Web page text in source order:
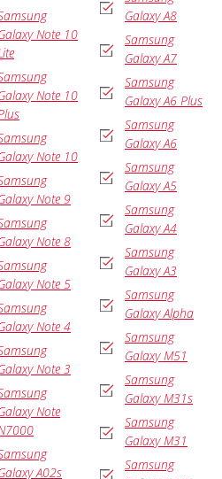
Note 10
Note 10
Note 10
Note 9
Note 8
Note 5
Note 4
Note 3
Note
A02s
Galaxy A8
Samsung
Galaxy A7
Samsung
Galaxy A6 Plus
Samsung
Galaxy A6
Samsung
Galaxy A5
Samsung
Galaxy A4
Samsung
Galaxy A3
Samsung
Galaxy Alpha
Samsung
Galaxy M51
Samsung
Galaxy M31s
Samsung
Galaxy M31
Samsung